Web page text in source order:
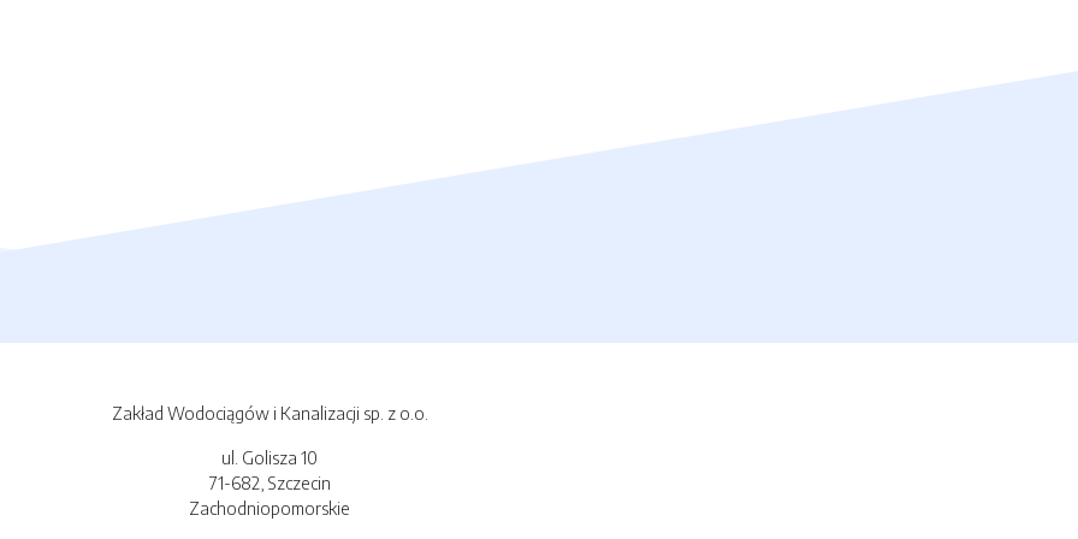
Zakład Wodociągów i Kanalizacji sp. z o.o.
ul. Golisza 10
71-682, Szczecin
Zachodniopomorskie